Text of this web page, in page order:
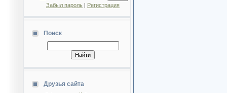
Забыл пароль | Регистрация
Поиск
Друзья сайта